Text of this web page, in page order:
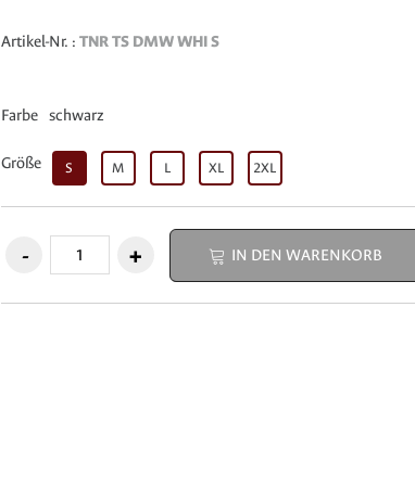
Artikel-Nr. : TNR TS DMW WHI S
Farbe schwarz
Größe S M L XL 2XL
IN DEN WARENKORB